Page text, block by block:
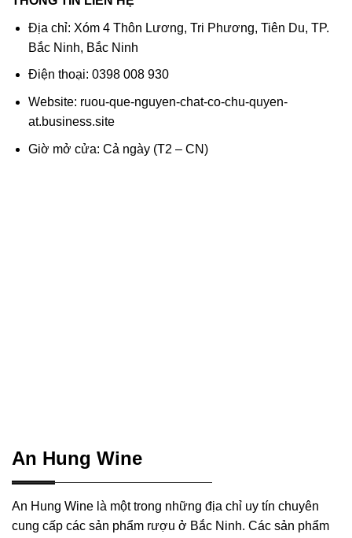
Địa chỉ: Xóm 4 Thôn Lương, Tri Phương, Tiên Du, TP.
Bắc Ninh, Bắc Ninh
Điện thoại: 0398 008 930
Website: ruou-que-nguyen-chat-co-chu-quyen-
at.business.site
Giờ mở cửa: Cả ngày (T2 – CN)
An Hung Wine
An Hung Wine là một trong những địa chỉ uy tín chuyên
cung cấp các sản phẩm rượu ở Bắc Ninh. Các sản phẩm